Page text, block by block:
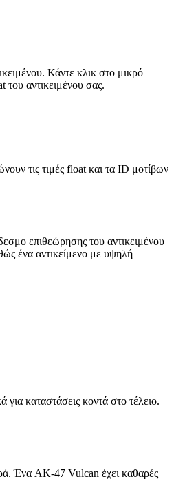
Κάντε κλικ στο μικρό
του αντικειμένου σας.
τις τιμές float και τα ID μοτίβων
επιθεώρησης του αντικειμένου
ένα αντικείμενο με υψηλή
καταστάσεις κοντά στο τέλειο.
Ένα AK-47 Vulcan έχει καθαρές